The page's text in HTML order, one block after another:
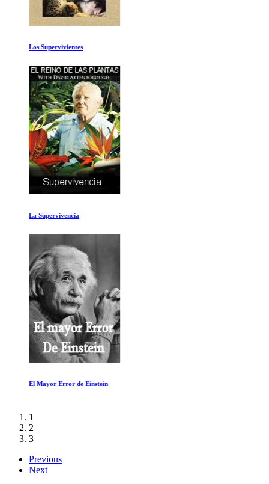
Los Supervivientes
La Supervivencia
El Mayor Error de Einstein
1
2
3
Previous
Next